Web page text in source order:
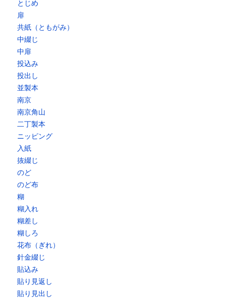
とじめ
扉
共紙（ともがみ）
中綴じ
中扉
投込み
投出し
並製本
南京
南京角山
二丁製本
ニッピング
入紙
抜綴じ
のど
のど布
糊
糊入れ
糊差し
糊しろ
花布（ぎれ）
針金綴じ
貼込み
貼り見返し
貼り見出し